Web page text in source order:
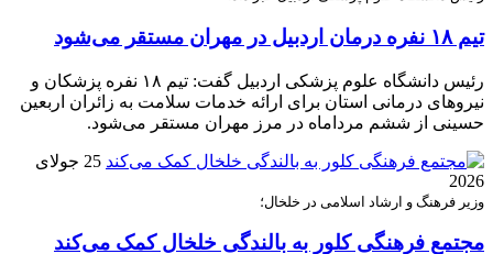
تیم ۱۸ نفره درمان اردبیل در مهران مستقر می‌شود
رئیس دانشگاه علوم پزشکی اردبیل گفت: تیم ۱۸ نفره پزشکان و
نیروهای درمانی استان برای ارائه خدمات سلامت به زائران اربعین
حسینی از ششم مرداماه در مرز مهران مستقر می‌شود.
25 جولای
2026
وزیر فرهنگ و ارشاد اسلامی در خلخال؛
مجتمع فرهنگی کلور به بالندگی خلخال کمک می‌کند